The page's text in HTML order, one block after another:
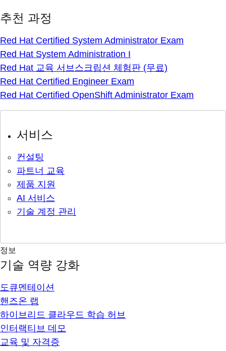
추천 과정
Red Hat Certified System Administrator Exam
Red Hat System Administration I
Red Hat 교육 서브스크립션 체험판 (무료)
Red Hat Certified Engineer Exam
Red Hat Certified OpenShift Administrator Exam
서비스
컨설팅
파트너 교육
제품 지원
AI 서비스
기술 계정 관리
정보
기술 역량 강화
도큐멘테이션
핸즈온 랩
하이브리드 클라우드 학습 허브
인터랙티브 데모
교육 및 자격증